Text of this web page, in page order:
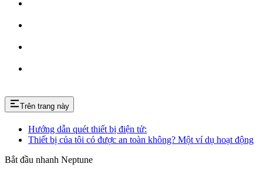
Trên trang này
Hướng dẫn quét thiết bị điện tử:
Thiết bị của tôi có được an toàn không? Một ví dụ hoạt động
Bắt đầu nhanh Neptune